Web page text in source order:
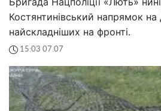
Костянтинівський напрямок на
найскладніших на фронті.
15:03 07.07